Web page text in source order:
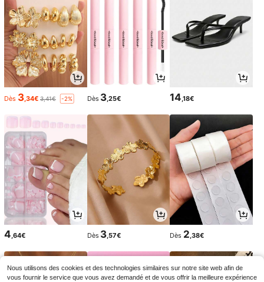
Dès 3,34€ 3,41€ -2% Dès 3 ,25€ 14 ,18€
4 ,64€ Dès 3 ,57€ Dès 2 ,38€
Nous utilisons des cookies et des technologies similaires sur notre site web afin de
vous fournir le service que vous avez demandé et de vous offrir la meilleure expérience